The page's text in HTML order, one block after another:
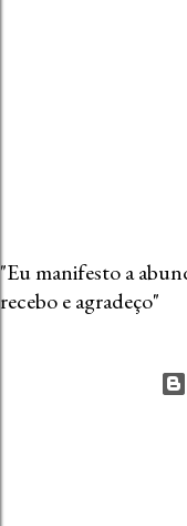
"Eu manifesto a
recebo e agradeço"